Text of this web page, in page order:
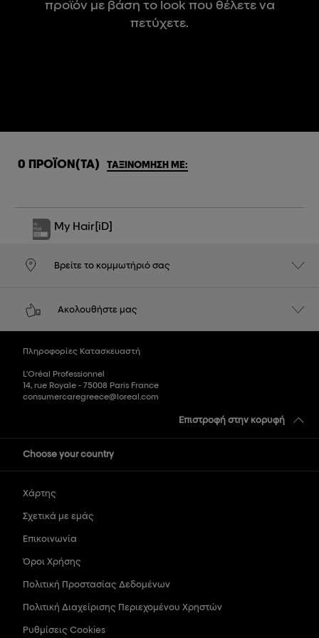
προϊόν με βάση το look που θέλετε να
πετύχετε.
0 ΠΡΟΪΟΝ(ΤΑ) ΤΑΞΙΝΌΜΗΣΗ ΜΕ:
My Hair[iD]
Βρείτε το κομμωτήριό σας
Ακολουθήστε μας
Πληροφορίες Κατασκευαστή
L'Oréal Professionnel
14, rue Royale - 75008 Paris France
consumercaregreece@loreal.com
Επιστροφή στην κορυφή
Choose your country
Χάρτης
Σχετικά με εμάς
Επικοινωνία
Όροι Χρήσης
Πολιτική Προστασίας Δεδομένων
Πολιτική Διαχείρισης Περιεχομένου Χρηστών
Ρυθμίσεις Cookies